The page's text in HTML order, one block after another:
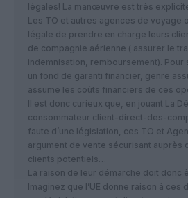
légales! La manœuvre est très
Les TO et autres agences de voyage
légale de prendre en charge leurs
de compagnie aérienne ( assurer le
indemnisation, remboursement).
un fond de garanti financier, genre
assume les coûts financiers de ces
Il est donc curieux que, en jouant La
consommateur client-direct-des-
faute d’une législation, ces TO et
argument de vente sécurisant auprès
clients potentiels…
La raison de leur démarche doit donc
Imaginez que l’UE donne raison à